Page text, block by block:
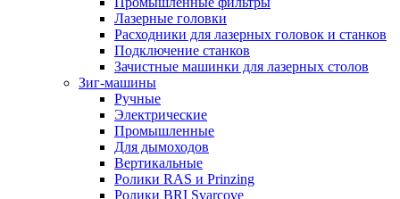
Лазерные головки
Расходники для лазерных головок и станков
Подключение станков
Зачистные машинки для лазерных столов
Зиг-машины
Ручные
Электрические
Промышленные
Для дымоходов
Вертикальные
Ролики RAS и Prinzing
Ролики BRI Svarcove